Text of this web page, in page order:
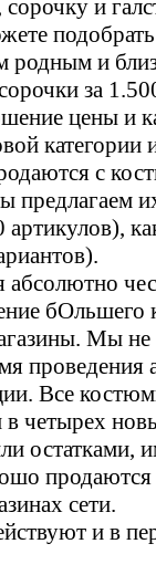
и
родным и
за
цены и
категории
с
предлагаем
абсолютно
бОльшего
Мы не
Все
четырех
остатками,
сети.
и в